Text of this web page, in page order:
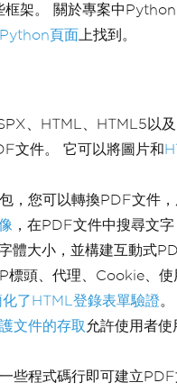
架。 關於專案中
頁面 上找到。
、HTML、HTML5以
文件。 它可以將圖片和
，您可以轉換PDF文件，
，在PDF文件中搜尋文字
體大小，並構建互動式
標頭、代理、Cookie、使
化了HTML登錄表單驗證。
文件的存取 允許使用者使
些程式碼行即可建立PDF